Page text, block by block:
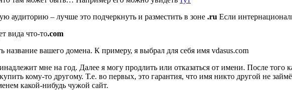
аудиторию – лучше это подчеркнуть и разместить в зоне .ru Если
вида что-то.com
название вашего домена. К примеру, я выбрал для себя имя vdasus.com
мне на год. Далее я могу продлить или отказаться от имени. После того
кому-то другому. Т.е. во первых, это гарантия, что имя никто другой не
какой-нибудь чужой сайт.